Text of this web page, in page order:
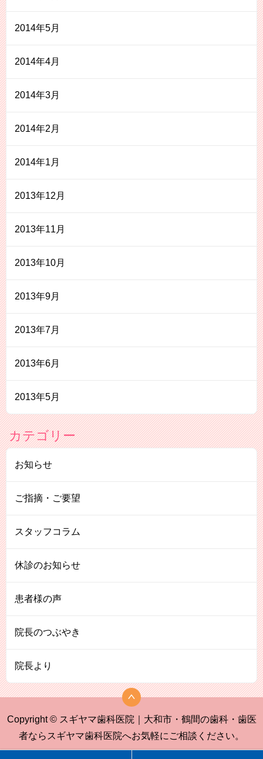
2014年5月
2014年4月
2014年3月
2014年2月
2014年1月
2013年12月
2013年11月
2013年10月
2013年9月
2013年7月
2013年6月
2013年5月
カテゴリー
お知らせ
ご指摘・ご要望
スタッフコラム
休診のお知らせ
患者様の声
院長のつぶやき
院長より
Copyright © スギヤマ歯科医院｜大和市・鶴間の歯科・歯医
者ならスギヤマ歯科医院へお気軽にご相談ください。